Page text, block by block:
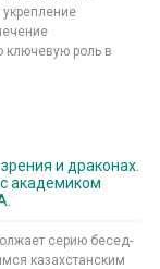
ключевую роль в
и драконах.
академиком
серию бесед-
казахстанским